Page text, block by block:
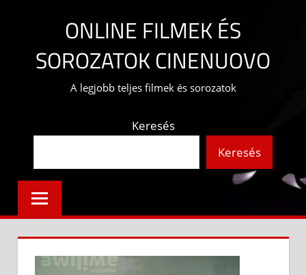
content
ONLINE FILMEK ÉS
SOROZATOK CINENUOVO
A legjobb teljes filmek és sorozatok
Keresés
Keresés